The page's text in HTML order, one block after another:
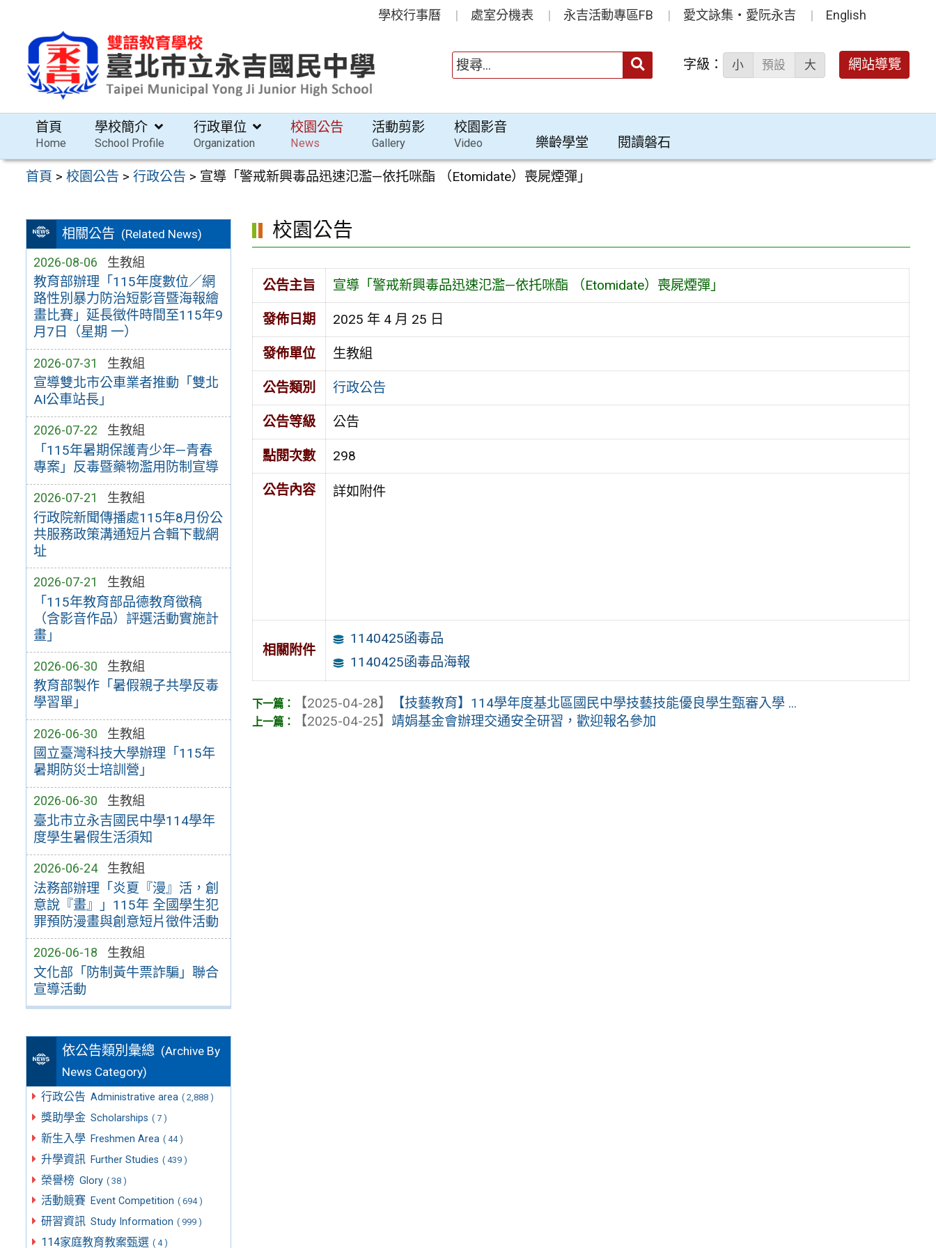
容
學校行事曆 處室分機表 永吉活動專區FB 愛文詠集‧愛阮永吉 English
送出 字級： 小 預設 大 網站導覽
首頁
Home
學校簡介
School Profile
行政單位
Organization
校園公告
News
活動剪影
Gallery
校園影音
Video 樂齡學堂 閱讀磐石
首頁 >校園公告 >行政公告 > 宣導「警戒新興毒品迅速氾濫—依托咪酯 （Etomidate）喪屍煙彈」
相關公告 (Related News)
2026-08-06 生教組
教育部辦理「115年度數位／網
路性別暴力防治短影音暨海報繪
畫比賽」延長徵件時間至115年9
月7日（星期 一）
2026-07-31 生教組
宣導雙北市公車業者推動「雙北
AI公車站長」
2026-07-22 生教組
「115年暑期保護青少年—青春
專案」反毒暨藥物濫用防制宣導
2026-07-21 生教組
行政院新聞傳播處115年8月份公
共服務政策溝通短片合輯下載網
址
2026-07-21 生教組
「115年教育部品德教育徵稿
（含影音作品）評選活動實施計
畫」
2026-06-30 生教組
教育部製作「暑假親子共學反毒
學習單」
2026-06-30 生教組
國立臺灣科技大學辦理「115年
暑期防災士培訓營」
2026-06-30 生教組
臺北市立永吉國民中學114學年
度學生暑假生活須知
2026-06-24 生教組
法務部辦理「炎夏『漫』活，創
意說『畫』」115年 全國學生犯
罪預防漫畫與創意短片徵件活動
2026-06-18 生教組
文化部「防制黃牛票詐騙」聯合
宣導活動
依公告類別彙總 (Archive By
News Category)
行政公告 Administrative area ( 2,888 )
獎助學金 Scholarships ( 7 )
新生入學 Freshmen Area ( 44 )
升學資訊 Further Studies ( 439 )
榮譽榜 Glory ( 38 )
活動競賽 Event Competition ( 694 )
研習資訊 Study Information ( 999 )
114家庭教育教案甄選 ( 4 )
校園公告
公告主旨 宣導「警戒新興毒品迅速氾濫—依托咪酯 （Etomidate）喪屍煙彈」
發佈日期 2025 年 4 月 25 日
發佈單位 生教組
公告類別 行政公告
公告等級 公告
點閱次數 298
公告內容 詳如附件
相關附件
1140425函毒品
1140425函毒品海報
【2025-04-28】
【技藝教育】114學年度基北區國民中學技藝技能優良學生甄審入學 ...
【2025-04-25】 靖娟基金會辦理交通安全研習，歡迎報名參加